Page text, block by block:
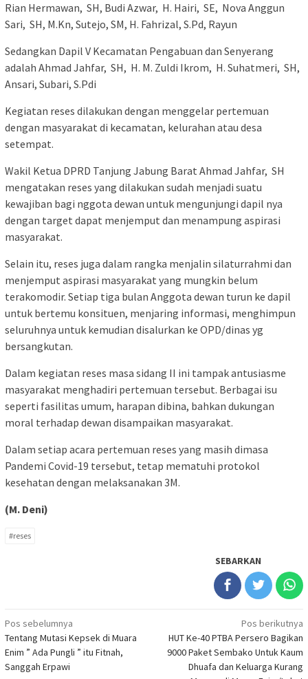
Rian Hermawan, SH, Budi Azwar, H. Hairi, SE, Nova Anggun
Sari, SH, M.Kn, Sutejo, SM, H. Fahrizal, S.Pd, Rayun
Sedangkan Dapil V Kecamatan Pengabuan dan Senyerang
adalah Ahmad Jahfar, SH, H. M. Zuldi Ikrom, H. Suhatmeri, SH,
Ansari, Subari, S.Pdi
Kegiatan reses dilakukan dengan menggelar pertemuan
dengan masyarakat di kecamatan, kelurahan atau desa
setempat.
Wakil Ketua DPRD Tanjung Jabung Barat Ahmad Jahfar, SH
mengatakan reses yang dilakukan sudah menjadi suatu
kewajiban bagi nggota dewan untuk mengunjungi dapil nya
dengan target dapat menjemput dan menampung aspirasi
masyarakat.
Selain itu, reses juga dalam rangka menjalin silaturrahmi dan
menjemput aspirasi masyarakat yang mungkin belum
terakomodir. Setiap tiga bulan Anggota dewan turun ke dapil
untuk bertemu konsituen, menjaring informasi, menghimpun
seluruhnya untuk kemudian disalurkan ke OPD/dinas yg
bersangkutan.
Dalam kegiatan reses masa sidang II ini tampak antusiasme
masyarakat menghadiri pertemuan tersebut. Berbagai isu
seperti fasilitas umum, harapan dibina, bahkan dukungan
moral terhadap dewan disampaikan masyarakat.
Dalam setiap acara pertemuan reses yang masih dimasa
Pandemi Covid-19 tersebut, tetap mematuhi protokol
kesehatan dengan melaksanakan 3M.
(M. Deni)
#reses
SEBARKAN
Navigasi
pos
Pos sebelumnya
Tentang Mutasi Kepsek di Muara
Enim ” Ada Pungli ” itu Fitnah,
Sanggah Erpawi
Pos berikutnya
HUT Ke-40 PTBA Persero Bagikan
9000 Paket Sembako Untuk Kaum
Dhuafa dan Keluarga Kurang